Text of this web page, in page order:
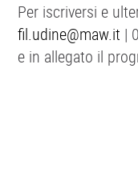
Per iscriversi e
fil.udine@maw.it |
e in allegato il